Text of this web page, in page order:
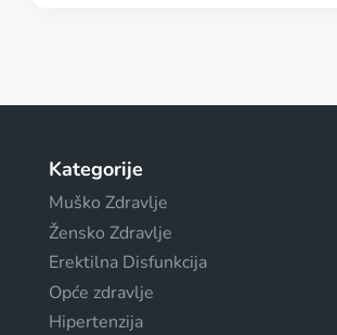
Kategorije
Muško Zdravlje
Žensko Zdravlje
Erektilna Disfunkcija
Opće zdravlje
Hipertenzija